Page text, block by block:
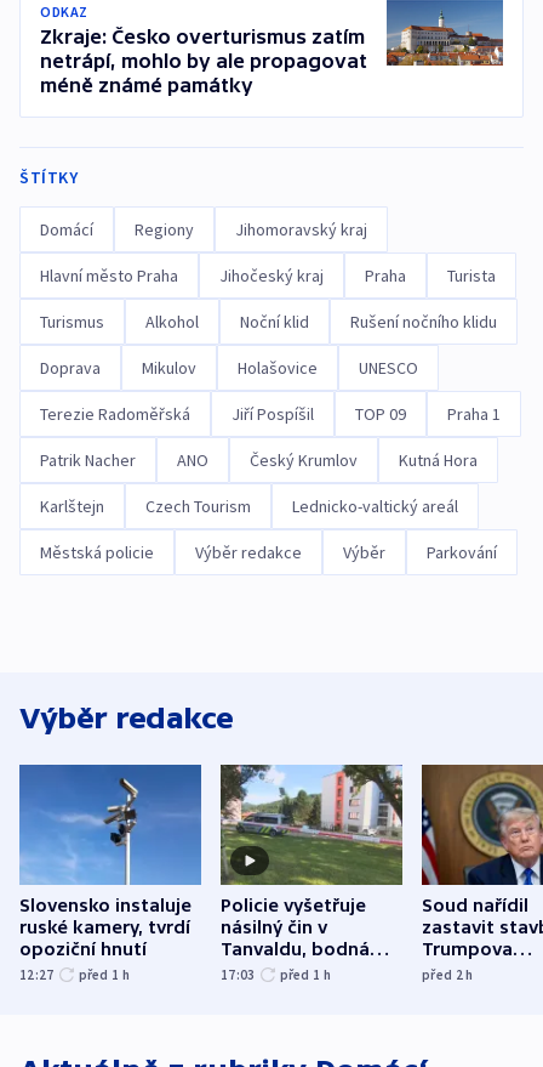
ODKAZ
Zkraje: Česko overturismus zatím
netrápí, mohlo by ale propagovat
méně známé památky
ŠTÍTKY
Domácí Regiony Jihomoravský kraj
Hlavní město Praha Jihočeský kraj Praha Turista
Turismus Alkohol Noční klid Rušení nočního klidu
Doprava Mikulov Holašovice UNESCO
Terezie Radoměřská Jiří Pospíšil TOP 09 Praha 1
Patrik Nacher ANO Český Krumlov Kutná Hora
Karlštejn Czech Tourism Lednicko-valtický areál
Městská policie Výběr redakce Výběr Parkování
Výběr redakce
Slovensko instaluje
ruské kamery, tvrdí
opoziční hnutí
12:27 před 1 h
Policie vyšetřuje
násilný čin v
Tanvaldu, bodná
zranění při něm
17:03 před 1 h
Soud nařídil
zastavit
Trumpova
tanečního
před 2h